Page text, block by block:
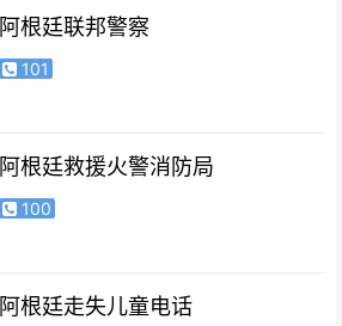
阿根廷联邦警察
101
阿根廷救援火警消防局
100
阿根廷走失儿童电话